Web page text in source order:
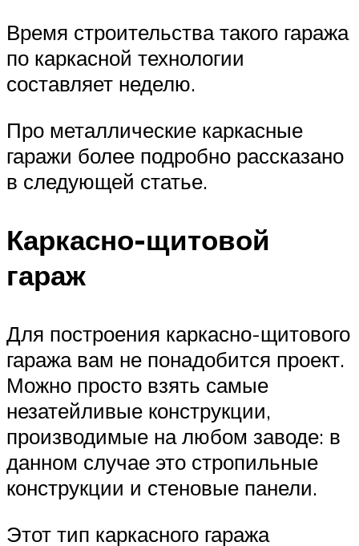
Время строительства такого гаража
по каркасной технологии
составляет неделю.
Про металлические каркасные
гаражи более подробно рассказано
в следующей статье.
Каркасно-щитовой
гараж
Для построения каркасно-щитового
гаража вам не понадобится проект.
Можно просто взять самые
незатейливые конструкции,
производимые на любом заводе: в
данном случае это стропильные
конструкции и стеновые панели.
Этот тип каркасного гаража